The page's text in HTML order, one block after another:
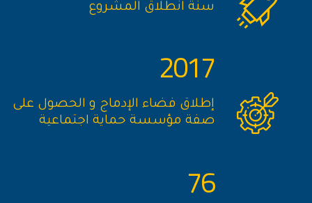
سنة انطلاق المشروع
2017
إطلاق فضاء الإدماج و الحصول على
صفة مؤسسة حماية اجتماعية
76